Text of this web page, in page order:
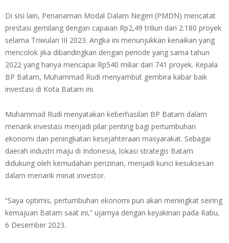
Di sisi lain, Penanaman Modal Dalam Negeri (PMDN) mencatat
prestasi gemilang dengan capaian Rp2,49 triliun dari 2.180 proyek
selama Triwulan III 2023. Angka ini menunjukkan kenaikan yang
mencolok jika dibandingkan dengan periode yang sama tahun
2022 yang hanya mencapai Rp540 miliar dari 741 proyek. Kepala
BP Batam, Muhammad Rudi menyambut gembira kabar baik
investasi di Kota Batam ini.
Muhammad Rudi menyatakan keberhasilan BP Batam dalam
menarik investasi menjadi pilar penting bagi pertumbuhan
ekonomi dan peningkatan kesejahteraan masyarakat. Sebagai
daerah industri maju di Indonesia, lokasi strategis Batam
didukung oleh kemudahan perizinan, menjadi kunci kesuksesan
dalam menarik minat investor.
“Saya optimis, pertumbuhan ekonomi pun akan meningkat seiring
kemajuan Batam saat ini,” ujarnya dengan keyakinan pada Rabu,
6 Desember 2023.